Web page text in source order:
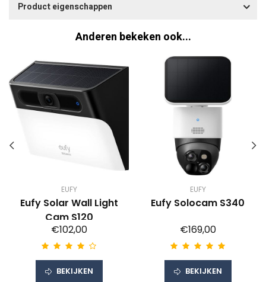
Product eigenschappen
Anderen bekeken ook...
EUFY
Eufy Solar Wall Light
Cam S120
€102,00
BEKIJKEN
EUFY
Eufy Solocam S340
€169,00
BEKIJKEN